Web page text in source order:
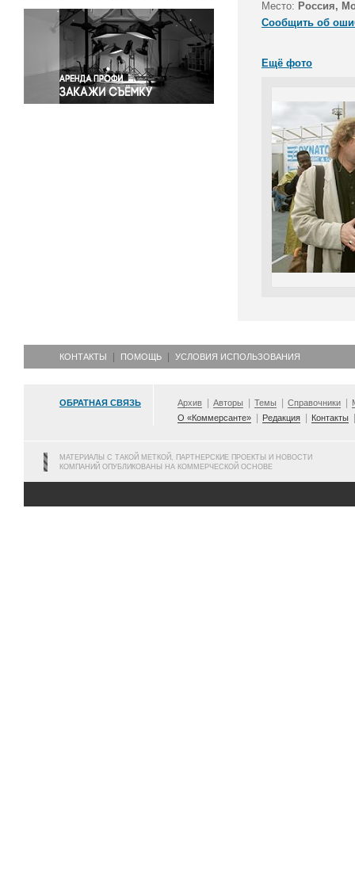
Светская жизнь
Спорт
Экология
Экономика и бизнес
Место: Россия,
Сообщить об
Ещё фото
КОНТАКТЫ ПОМОЩЬ УСЛОВИЯ ИСПОЛЬЗОВАНИЯ
ОБРАТНАЯ СВЯЗЬ Архив Авторы Темы Справочники
О «Коммерсанте»
Редакция Контакты
МАТЕРИАЛЫ С ТАКОЙ МЕТКОЙ, ПАРТНЕРСКИЕ ПРОЕКТЫ И НОВОСТИ
КОМПАНИЙ ОПУБЛИКОВАНЫ НА КОММЕРЧЕСКОЙ ОСНОВЕ